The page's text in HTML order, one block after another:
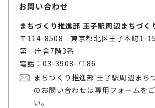
お問い合わせ
まちづくり推進部 王子駅周辺まちづく
〒114-8508 東京都北区王子本町1-
第一庁舎7階3番
電話：03-3908-7186
まちづくり推進部 王子駅周辺まち
のお問い合わせは専用フォームを
い。